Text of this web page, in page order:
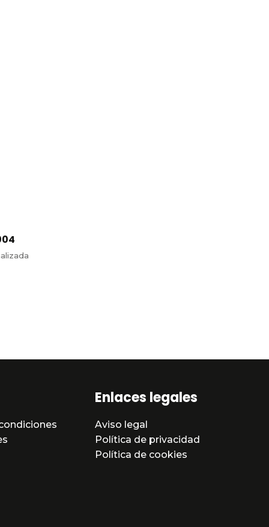
Enlaces legales
Aviso legal
Política de privacidad
Política de cookies